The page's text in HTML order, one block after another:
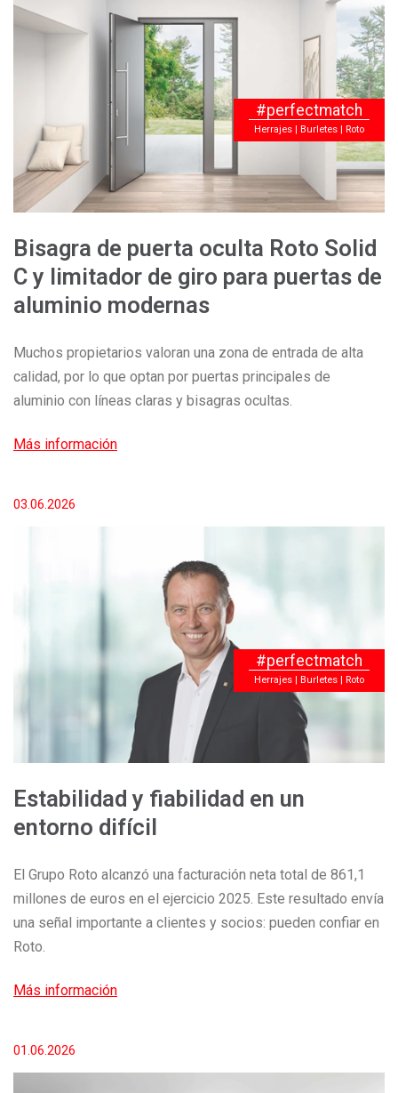
#perfectmatch
Herrajes | Burletes | Roto
Bisagra de puerta oculta Roto Solid
C y limitador de giro para puertas de
aluminio modernas
Muchos propietarios valoran una zona de entrada de alta
calidad, por lo que optan por puertas principales de
aluminio con líneas claras y bisagras ocultas.
Más información
#perfectmatch
Herrajes | Burletes | Roto
03.06.2026
Estabilidad y fiabilidad en un
entorno difícil
El Grupo Roto alcanzó una facturación neta total de 861,1
millones de euros en el ejercicio 2025. Este resultado envía
una señal importante a clientes y socios: pueden confiar en
Roto.
Más información
01.06.2026